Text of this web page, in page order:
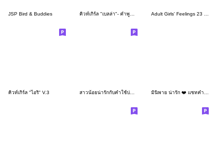
JSP Bird & Buddies คิวท์เกิร์ล "เบลล่า"- คำพูดห่วงใย Adult Girls' Feelings 23 (Star & Dot)
คิวท์เกิร์ล "ไอริ" V.3